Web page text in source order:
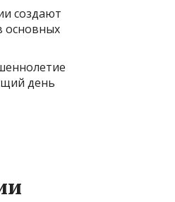
создают
основных
день